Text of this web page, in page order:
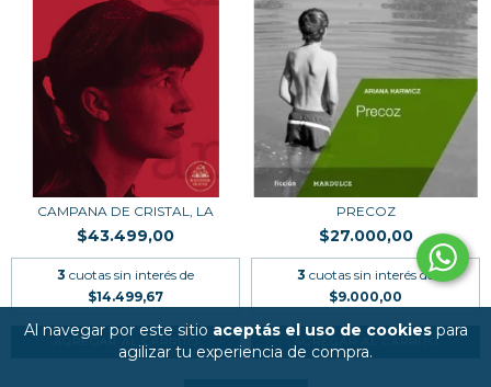
Al navegar por este sitio aceptás el uso de cookiespara
agilizar tu experiencia de compra.
CAMPANA DE CRISTAL, LA
$43.499,00
3 cuotas sin interés de
$14.499,67
PRECOZ
$27.000,00
3 cuotas sin interés de
$9.000,00